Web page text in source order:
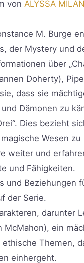
von ALYSSA
M. Burge
der Mystery und
über
Doherty),
dass sie
Dämonen zu
Dies bezieht
Wesen zu
weiter und
und Fähigkeiten.
und Beziehungen
der Serie.
darunter
ein
Themen,
einhergeht.